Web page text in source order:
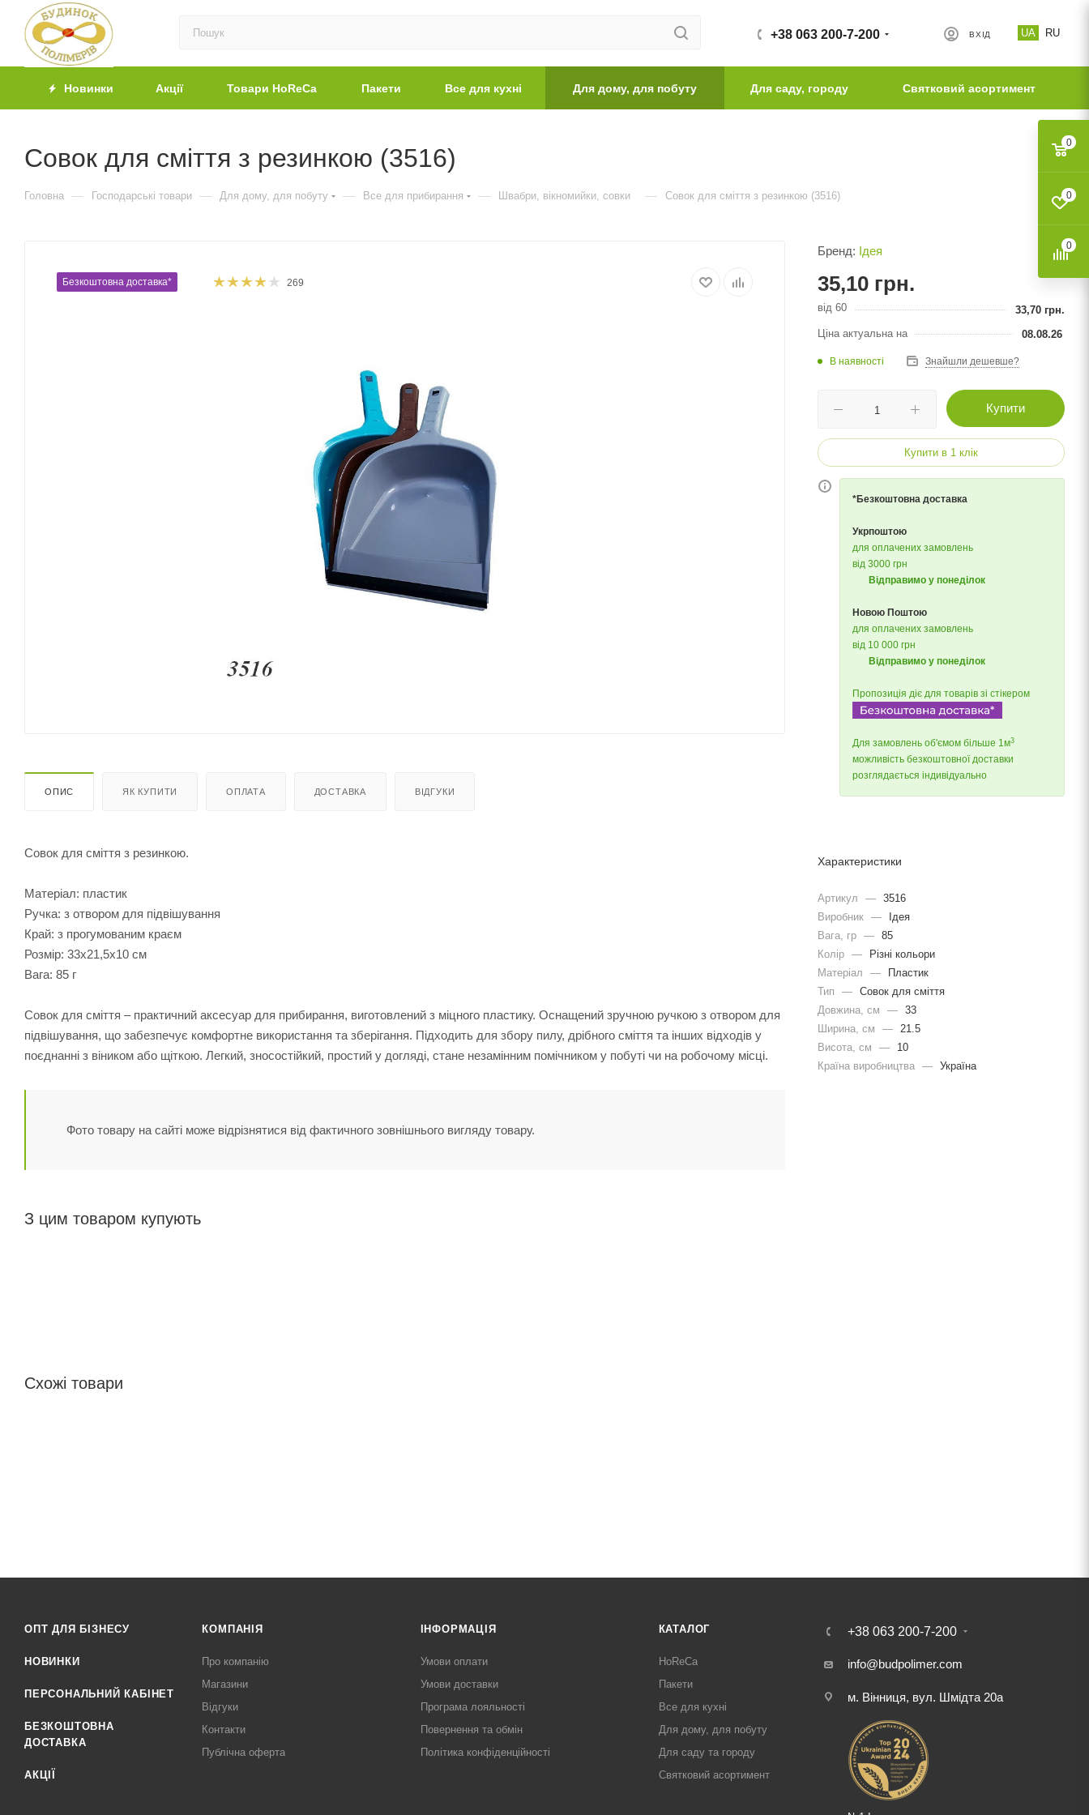
UA RU
ВХІД
+38 063 200-7-200
Новинки Акції Товари HoReCa Пакети Все для кухні Для дому, для побуту Для саду, городу Святковий асортимент
Совок для сміття з резинкою (3516)
Головна — Господарські товари — Для дому, для побуту — Все для прибирання — Швабри, вікномийки, совки — Совок для сміття з резинкою (3516)
Безкоштовна доставка* 269
ОПИС ЯК КУПИТИ ОПЛАТА ДОСТАВКА ВІДГУКИ
Совок для сміття з резинкою.
Матеріал: пластик
Ручка: з отвором для підвішування
Край: з прогумованим краєм
Розмір: 33х21,5х10 см
Вага: 85 г
Совок для сміття – практичний аксесуар для прибирання, виготовлений з міцного пластику. Оснащений зручною ручкою з отвором для
підвішування, що забезпечує комфортне використання та зберігання. Підходить для збору пилу, дрібного сміття та інших відходів у
поєднанні з віником або щіткою. Легкий, зносостійкий, простий у догляді, стане незамінним помічником у побуті чи на робочому місці.
Фото товару на сайті може відрізнятися від фактичного зовнішнього вигляду товару.
З цим товаром купують
Схожі товари
Бренд: Ідея
35,10 грн.
від 60 33,70 грн.
Ціна актуальна на
08.08.26
В наявності Знайшли дешевше?
Купити
Купити в 1 клік
*Безкоштовна доставка
Укрпоштою
для оплачених замовлень
від 3000 грн
Відправимо у понеділок
Новою Поштою
для оплачених замовлень
від 10 000 грн
Відправимо у понеділок
Пропозиція діє для товарів зі стікером
Для замовлень об'ємом більше 1м3
можливість безкоштовної доставки
розглядається індивідуально
Характеристики
Артикул — 3516
Виробник —
Ідея
Вага, гр — 85
Колір —
Різні кольори
Матеріал
—
Пластик
Тип
— Совок для сміття
Довжина, cм
— 33
Ширина, cм
—
21.5
Висота, см
—
10
Країна виробництва — Україна
ОПТ ДЛЯ БІЗНЕСУ
НОВИНКИ
ПЕРСОНАЛЬНИЙ КАБІНЕТ
БЕЗКОШТОВНА
ДОСТАВКА
АКЦІЇ
КОМПАНІЯ
Про компанію
Магазини
Відгуки
Контакти
Публічна оферта
ІНФОРМАЦІЯ
Умови оплати
Умови доставки
Програма лояльності
Повернення та обмін
Політика конфіденційності
КАТАЛОГ
HoReCa
Пакети
Все для кухні
Для дому, для побуту
Для саду та городу
Святковий асортимент
+38 063 200-7-200
info@budpolimer.com
м. Вінниця, вул. Шмідта 20а
0
0
0